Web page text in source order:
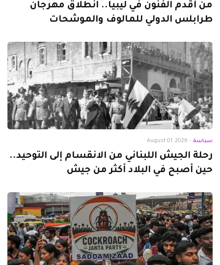
من أقدم الفنون في ليبيا.. انطلاق مهرجان
طرابلس الدولي للمالوف والموشحات
سياسة -
August 01, 2026
رحلة الجيش اللبناني من الانقسام إلى التوحيد..
حين أصبح في البلاد أكثر من جيش